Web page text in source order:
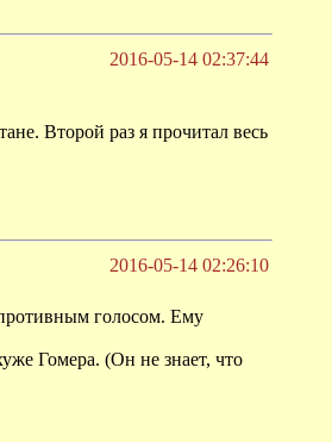
2016-05-14 02:37:44
Второй раз я прочитал весь
2016-05-14 02:26:10
голосом. Ему
Гомера. (Он не знает, что